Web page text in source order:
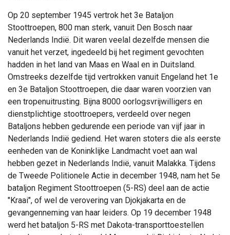
Op 20 september 1945 vertrok het 3e Bataljon
Stoottroepen, 800 man sterk, vanuit Den Bosch naar
Nederlands Indië. Dit waren veelal dezelfde mensen die
vanuit het verzet, ingedeeld bij het regiment gevochten
hadden in het land van Maas en Waal en in Duitsland.
Omstreeks dezelfde tijd vertrokken vanuit Engeland het 1e
en 3e Bataljon Stoottroepen, die daar waren voorzien van
een tropenuitrusting. Bijna 8000 oorlogsvrijwilligers en
dienstplichtige stoottroepers, verdeeld over negen
Bataljons hebben gedurende een periode van vijf jaar in
Nederlands Indië gediend. Het waren stoters die als eerste
eenheden van de Koninklijke Landmacht voet aan wal
hebben gezet in Nederlands Indië, vanuit Malakka. Tijdens
de Tweede Politionele Actie in december 1948, nam het 5e
bataljon Regiment Stoottroepen (5-RS) deel aan de actie
"Kraai", of wel de verovering van Djokjakarta en de
gevangenneming van haar leiders. Op 19 december 1948
werd het bataljon 5-RS met Dakota-transporttoestellen